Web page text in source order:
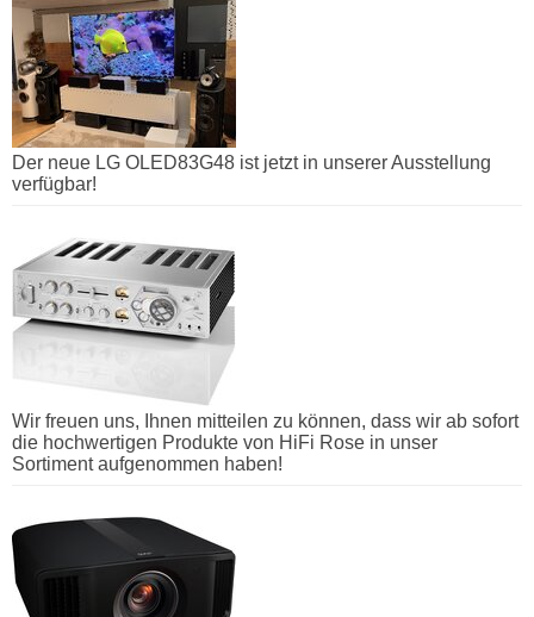
Der neue LG OLED83G48 ist jetzt in unserer Ausstellung
verfügbar!
Wir freuen uns, Ihnen mitteilen zu können, dass wir ab sofort
die hochwertigen Produkte von HiFi Rose in unser
Sortiment aufgenommen haben!